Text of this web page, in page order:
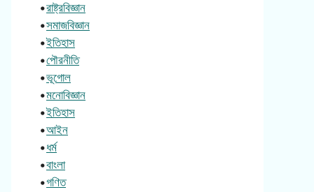
•রাষ্ট্রবিজ্ঞান
•সমাজবিজ্ঞান
•ইতিহাস
•পৌরনীতি
•ভূগোল
•মনোবিজ্ঞান
•ইতিহাস
•আইন
•ধর্ম
•বাংলা
•গণিত